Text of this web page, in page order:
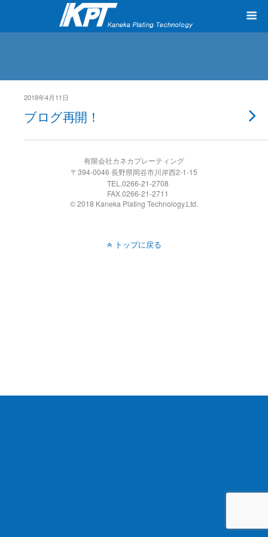
2018年4月11日
ブログ再開！
有限会社カネカプレーティング
〒394-0046 長野県岡谷市川岸西2-1-15
TEL.0266-21-2708
FAX.0266-21-2711
© 2018 Kaneka Plating Technology.Ltd.
トップに戻る